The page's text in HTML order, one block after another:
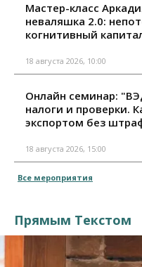
Мастер-класс
неваляшка 2.0:
когнитивный
18 августа 2026, 10:00
Онлайн семинар:
налоги и проверки.
экспортом без
18 августа 2026, 15:00
Все мероприятия
Прямым Текстом